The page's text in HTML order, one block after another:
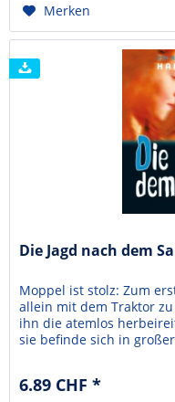
Merken
Die Jagd nach dem
Moppel ist stolz: Zum
allein mit dem Traktor
ihn die atemlos
sie befinde sich in
dem Feld gibt es weit
6.89 CHF *